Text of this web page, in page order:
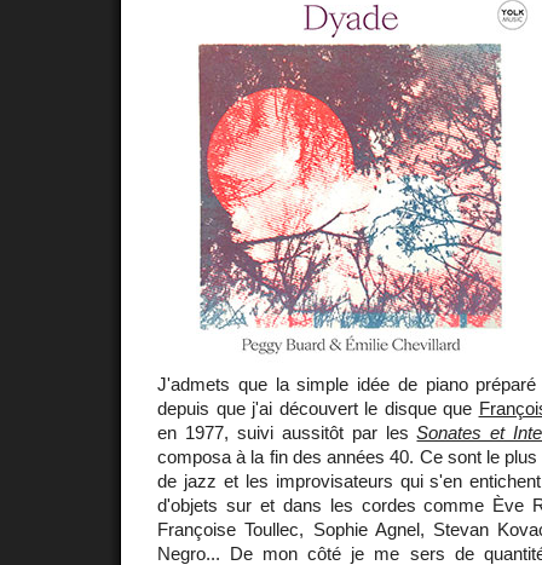
J'admets que la simple idée de piano
depuis que j'ai découvert le disque que
en 1977, suivi aussitôt par lesSonates et
composa à la fin des années 40. Ce sont le
de jazz et les improvisateurs qui s'en
d'objets sur et dans les cordes comme Ève
Françoise Toullec, Sophie Agnel, Stevan
Negro... De mon côté je me sers de